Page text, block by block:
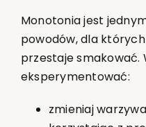
Monotonia jest
powodów, dla
przestaje smakować.
eksperymentować:
zmieniaj